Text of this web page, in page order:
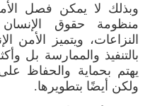
وبذلك لا يمكن فصل
منظومة حقوق
النزاعات، ويتميز الأمن
بالتنفيذ والممارسة بل
يهتم بحماية والحفاظ
ولكن أيضًا بتطويرها.